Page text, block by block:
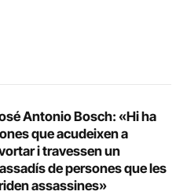
Antonio Bosch: «Hi ha
que acudeixen a
i travessen un
de persones que les
assassines»